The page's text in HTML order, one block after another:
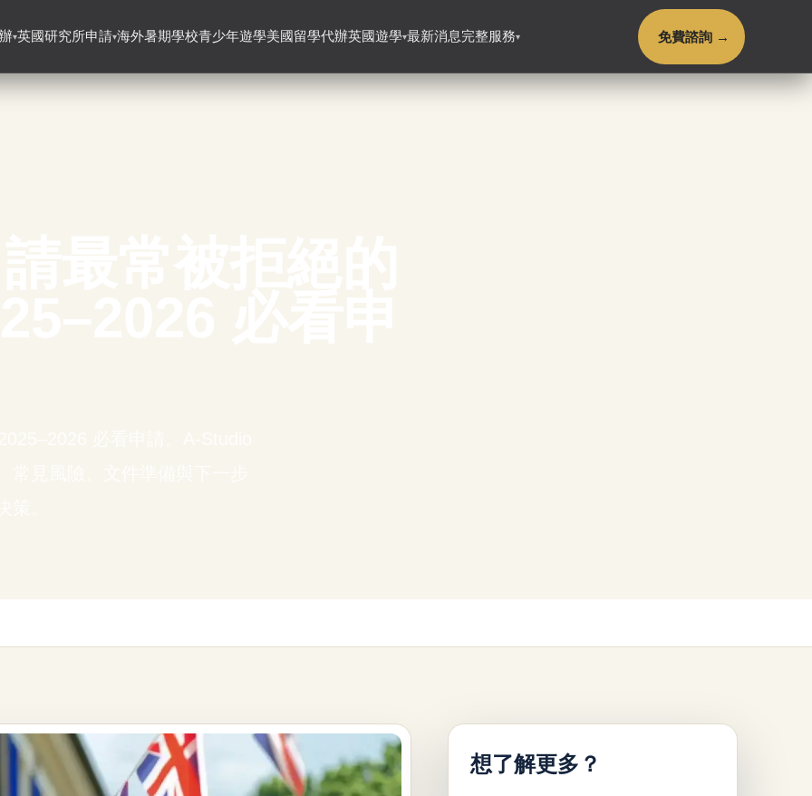
▾英國研究所申請▾海外暑期學校青少年遊學美國留學代辦英國遊學▾最新消息完整服務▾ 免費諮詢 →
想了解更多？